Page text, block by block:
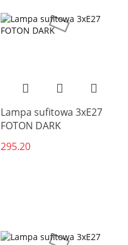
Lampa sufitowa 3xE27
FOTON DARK
295.20